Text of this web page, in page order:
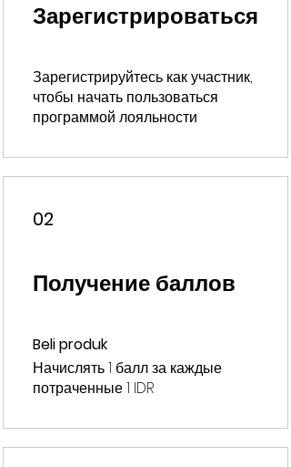
Зарегистрироваться
Зарегистрируйтесь как участник,
чтобы начать пользоваться
программой лояльности
02
Получение баллов
Beli produk
Начислять 1 балл за каждые
потраченные 1 IDR